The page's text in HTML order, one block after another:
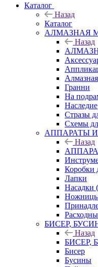
Каталог
Назад
Каталог
АЛМАЗНАЯ
Назад
Гранни
На
Наследие
Стразы
Схемы
АППАРАТЫ
Назад
Коробки
Лапки
Насадки
БИСЕР,
Назад
БИСЕР,
Бисер
Бусины